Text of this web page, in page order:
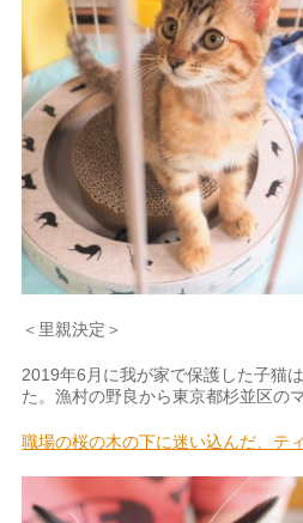
＜里親決定＞
2019年6月に我が家で保護した子猫
た。漁村の野良から東京都杉並区の
職場の桜の木の下に迷い込んだ、テ